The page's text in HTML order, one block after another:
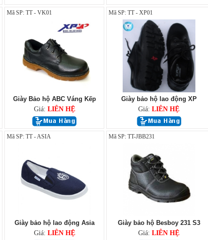
Mã SP: TT - VK01
Giày Bảo hộ ABC Váng Kếp
Giá: LIÊN HỆ
Mã SP: TT - XP01
Giày bảo hộ lao động XP
Giá: LIÊN HỆ
Mã SP: TT - ASIA
Giày bảo hộ lao động Asia
Giá: LIÊN HỆ
Mã SP: TT-JBB231
Giày bảo hộ Besboy 231 S3
Giá: LIÊN HỆ